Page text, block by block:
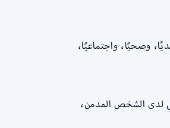
وصحيًا، واجتماعيًا،
لدى الشخص المدمن،